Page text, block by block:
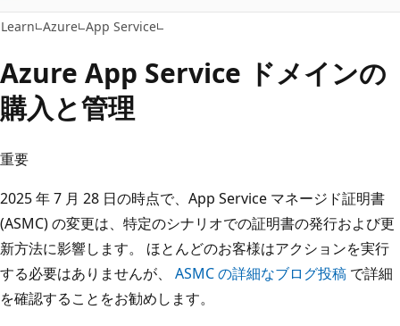
プ
Learn Azure App Service
Azure App Service ドメインの
購入と管理
重要
2025 年 7 月 28 日の時点で、App Service マネージド証明書
(ASMC) の変更は、特定のシナリオでの証明書の発行および更
新方法に影響します。 ほとんどのお客様はアクションを実行
する必要はありませんが、 ASMC の詳細なブログ投稿 で詳細
を確認することをお勧めします。